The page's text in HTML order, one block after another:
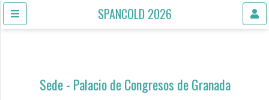
SPANCOLD 2026
Sede - Palacio de Congresos de Granada